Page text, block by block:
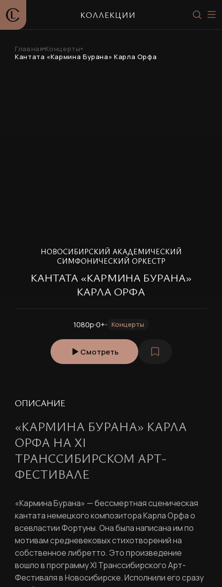
КОЛЛЕКЦИИ
Главная Концерты
Кантата «Кармина Бурана» Карла Орфа
НОВОСИБИРСКИЙ АКАДЕМИЧЕСКИЙ
СИМФОНИЧЕСКИЙ ОРКЕСТР
КАНТАТА «КАРМИНА БУРАНА»
КАРЛА ОРФА
1080p 0+ Концерты
Смотреть
ОПИСАНИЕ
«КАРМИНА БУРАНА» КАРЛА
ОРФА НА XI
ТРАНССИБИРСКОМ АРТ-
ФЕСТИВАЛЕ
«Кармина Бурана» — бессмертная сценическая
кантата немецкого композитора Карла Орфа о
всевластии Фортуны. Она была написана им по
мотивам средневековых стихотворений на
собственное либретто. Это произведение
вошло в программуXI Транссибирского Арт-
Фестиваляв Новосибирске. Исполнили его сразу